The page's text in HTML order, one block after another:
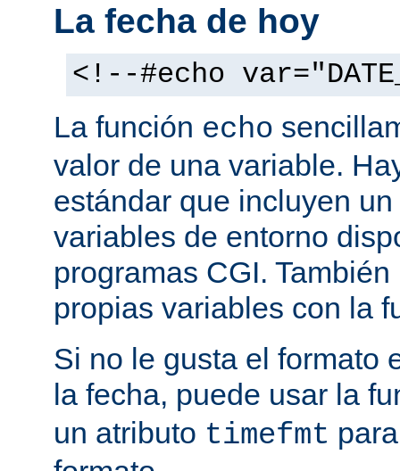
La fecha de hoy
<!--#echo
La función echo
valor de una variable.
estándar que incluyen
variables de entorno
programas CGI.
propias variables con la
Si no le gusta el formato
la fecha, puede usar la
un atributo timefmt